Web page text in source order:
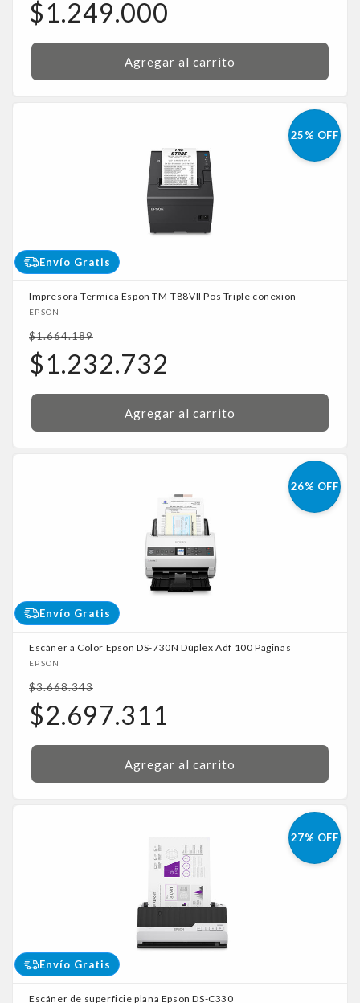
de
oferta
$1.249.000
Agregar al carrito
25% OFF
Envío Gratis
Impresora Termica Espon TM-T88VII Pos Triple conexion
Proveedor:
EPSON
Precio
habitual
$1.664.189
Precio
de
oferta
$1.232.732
Agregar al carrito
26% OFF
Envío Gratis
Escáner a Color Epson DS-730N Dúplex Adf 100 Paginas
Proveedor:
EPSON
Precio
habitual
$3.668.343
Precio
de
oferta
$2.697.311
Agregar al carrito
27% OFF
Envío Gratis
Escáner de superficie plana Epson DS-C330